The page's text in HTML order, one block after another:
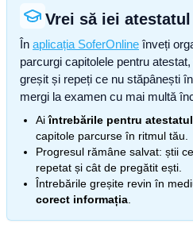
Vrei să iei
În aplicația SoferOnline înveți
parcurgi capitolele pentru
greșit și repeți ce nu stăpânești
mergi la examen cu mai multă
Aiîntrebările pentru
capitole parcurse în ritmul tău.
Progresul rămâne salvat: știi
repetat și cât de pregătit ești.
Întrebările greșite revin în
corect informația